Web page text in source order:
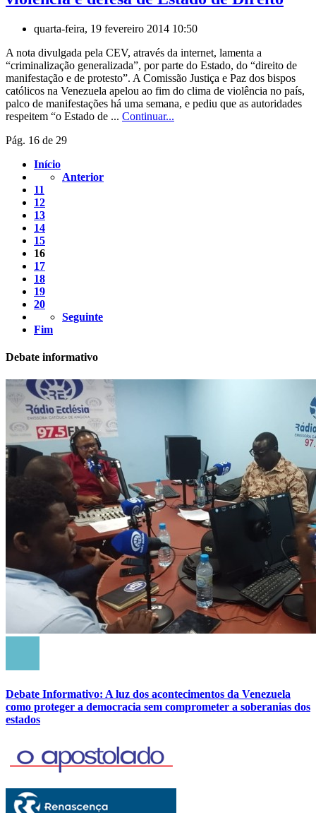
quarta-feira, 19 fevereiro 2014 10:50
A nota divulgada pela CEV, através da internet, lamenta a
“criminalização generalizada”, por parte do Estado, do “direito de
manifestação e de protesto”. A Comissão Justiça e Paz dos bispos
católicos na Venezuela apelou ao fim do clima de violência no país,
palco de manifestações há uma semana, e pediu que as autoridades
respeitem “o Estado de ... Continuar...
Pág. 16 de 29
Início
Anterior
11
12
13
14
15
16
17
18
19
20
Seguinte
Fim
Debate informativo
Debate Informativo: A luz dos acontecimentos da Venezuela
como proteger a democracia sem comprometer a soberanias dos
estados